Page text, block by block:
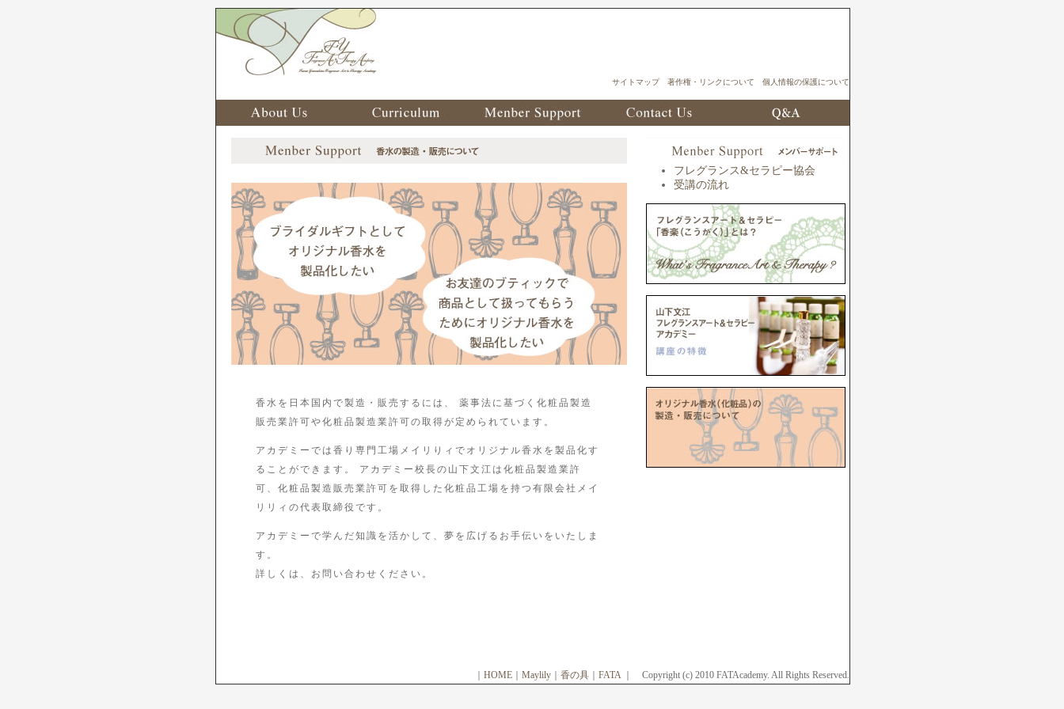
サイトマップ 著作権・リンクについて 個人情報の保護について
フレグランス&セラピー協会
受講の流れ
香水を日本国内で製造・販売するには、 薬事法に基づく化粧品製造
販売業許可や化粧品製造業許可の取得が定められています。
アカデミーでは香り専門工場メイリりィでオリジナル香水を製品化す
ることができます。 アカデミー校長の山下文江は化粧品製造業許
可、化粧品製造販売業許可を取得した化粧品工場を持つ有限会社メイ
リリィの代表取締役です。
アカデミーで学んだ知識を活かして、夢を広げるお手伝いをいたしま
す。
詳しくは、お問い合わせください。
HOME Maylily 香の具 FATA｜ Copyright (c) 2010 FATAcademy. All Rights Reserved.